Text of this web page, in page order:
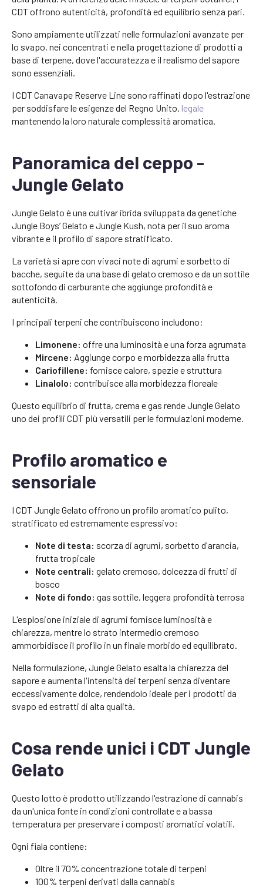
CDT offrono autenticità, profondità ed equilibrio senza pari.
Sono ampiamente utilizzati nelle formulazioni avanzate per
lo svapo, nei concentrati e nella progettazione di prodotti a
base di terpene, dove l'accuratezza e il realismo del sapore
sono essenziali.
I CDT Canavape Reserve Line sono raffinati dopo l'estrazione
per soddisfare le esigenze del Regno Unito. legale
mantenendo la loro naturale complessità aromatica.
Panoramica del ceppo -
Jungle Gelato
Jungle Gelato è una cultivar ibrida sviluppata da genetiche
Jungle Boys’ Gelato e Jungle Kush, nota per il suo aroma
vibrante e il profilo di sapore stratificato.
La varietà si apre con vivaci note di agrumi e sorbetto di
bacche, seguite da una base di gelato cremoso e da un sottile
sottofondo di carburante che aggiunge profondità e
autenticità.
I principali terpeni che contribuiscono includono:
Limonene: offre una luminosità e una forza agrumata
Mircene: Aggiunge corpo e morbidezza alla frutta
Cariofillene: fornisce calore, spezie e struttura
Linalolo: contribuisce alla morbidezza floreale
Questo equilibrio di frutta, crema e gas rende Jungle Gelato
uno dei profili CDT più versatili per le formulazioni moderne.
Profilo aromatico e
sensoriale
I CDT Jungle Gelato offrono un profilo aromatico pulito,
stratificato ed estremamente espressivo:
Note di testa: scorza di agrumi, sorbetto d'arancia,
frutta tropicale
Note centrali: gelato cremoso, dolcezza di frutti di
bosco
Note di fondo: gas sottile, leggera profondità terrosa
L'esplosione iniziale di agrumi fornisce luminosità e
chiarezza, mentre lo strato intermedio cremoso
ammorbidisce il profilo in un finale morbido ed equilibrato.
Nella formulazione, Jungle Gelato esalta la chiarezza del
sapore e aumenta l'intensità dei terpeni senza diventare
eccessivamente dolce, rendendolo ideale per i prodotti da
svapo ed estratti di alta qualità.
Cosa rende unici i CDT Jungle
Gelato
Questo lotto è prodotto utilizzando l'estrazione di cannabis
da un'unica fonte in condizioni controllate e a bassa
temperatura per preservare i composti aromatici volatili.
Ogni fiala contiene:
Oltre il 70% concentrazione totale di terpeni
100% terpeni derivati dalla cannabis